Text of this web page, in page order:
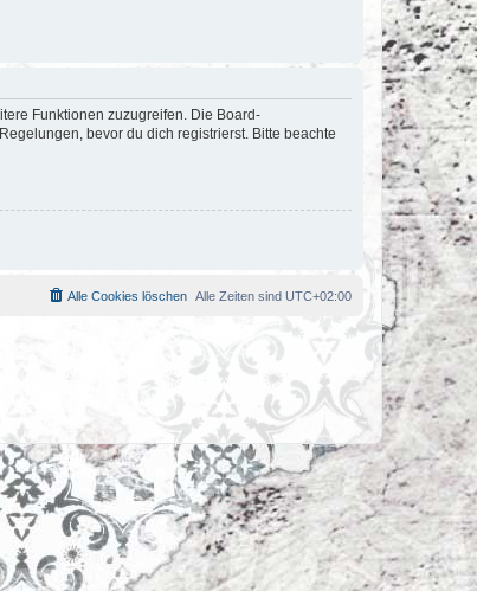
Funktionen zuzugreifen. Die Board-
bevor du dich registrierst. Bitte beachte
Alle Zeiten sind UTC+02:00
Alle Cookies löschen